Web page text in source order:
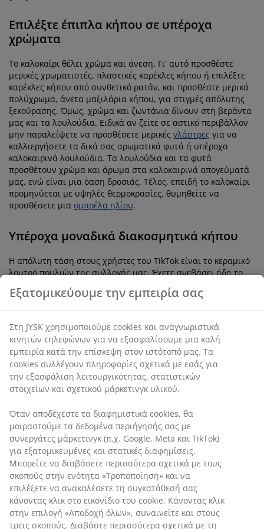
Επιλέξτε έπιπλα κήπου σε υπέροχα
χρώματα
Το καλοκαίρι θέλει χρώμα και άνεση. Γι' αυτό προσθέστε
μερικές χρωματιστές, πλαστικές καρέκλες κήπου ή επιλέξτε
καρέκλες κήπου από συνθετικό ρατάν, και προσθέστε μερικά
πολύχρωμα, άνετα μαξιλάρια κήπου, για στιγμές απόλυτης
ξεκούρασης. Όμως, χρώμα και ζωντάνια δίνουν στη βεράντα
μας και τα λουλούδια. Ειδικά αν ζείτε σε αστικό περιβάλλον
μην παραλείψετε να προσθέσετε μερικές γλάστρες για να
καλλιεργήσετε τα δικά σας αρωματικά φυτά ή υπέροχα
καλοκαιρινά λουλούδια. Τα λουλούδια και τα φυτά
προσθέτουν χρώμα και άρωμα στα καλοκαιρινά απογεύματά
μας, ενώ είναι μια όαση δροσιάς. Τέλος, επειδή το καλοκαίρι
προμηνύεται με υψηλές θερμοκρασίες, θυμηθείτε να
προσθέσετε μια ομπρέλα ηλίου.
Υπέροχα μοναδικά διακοσμητικά κήπου
Η απόλυτη τάση στους χρήστες του TikTok είναι το κεραμικό
λουτρό πουλιών της συλλογής μας. Έχετε ανεβάσει ήδη το
το ανάμεσα στα υπέροχαδιακοσμητικά κήπουJYSK και δώστε
στον εξωτερικό σας χώρο άποψη. Χρησιμοποιήστε τα
αισθητική και δημιουργήστε το επόμενο trend. Ακόμα,
μπορείτε να φωτίσετε τις νύχτες με τα πρωτότυπα ηλιακά
φωτιστικά ή τα φαναράκια κήπου. Έτσι, θα δημιουργήσετε
ένα ειδυλλιακό σκηνικό, ενώ μπορείτε να φωτίσετε το σημείο
εκείνο του κήπου που θέλετε να τραβήξει όλα τα βλέμματα.
Λεπτομέρειες που θα κάνουν τη διαφορά
Οι εξωτερικοί χώροι του σπιτιού αποτελούν την προέκταση
της αισθητικής μας και το καταφύγιο χαλάρωσης κατά τους
καλοκαιρινούς μήνες. Ανακαλύψτε πως θα υλοποιήσετε το
όραμα σας με μια Scandi-Boho πινελιά που αυτόματα
ανεβάζει το στυλιστικό επίπεδο. Ένα εξωτερικό χαλί μπορεί
λανθασμένα να θεωρείται ότι είναι περιττό, αλλά στην
πραγματικότητα οριοθετεί τον χώρο καθήμενων και
ταυτόχρονα προσθέτει μια διαφορετική υφή. Στα
Εξατομικεύουμε την εμπειρία σας
Στη JYSK χρησιμοποιούμε cookies και αναγνωριστικά
κινητών τηλεφώνων για να εξασφαλίσουμε μια καλή
εμπειρία κατά την επίσκεψη στον ιστότοπό μας. Τα
cookies συλλέγουν πληροφορίες σχετικά με εσάς για
την εξασφάλιση λειτουργικότητας, στατιστικών
στοιχείων και σχετικού μάρκετινγκ υλικού.
Όταν αποδέχεστε τα διαφημιστικά cookies, θα
μοιραστούμε τα δεδομένα περιήγησής σας με
συνεργάτες μάρκετινγκ (π.χ. Google, Meta και TikTok)
για εξατομικευμένες και στατικές διαφημίσεις.
Μπορείτε να διαβάσετε περισσότερα σχετικά με τους
σκοπούς στην ενότητα «Τροποποίηση» και να
επιλέξετε να ανακαλέσετε τη συγκατάθεσή σας
κάνοντας κλικ στο εικονίδιο του cookie. Κάνοντας κλικ
στην επιλογή «Αποδοχή όλων», συναινείτε και στους
τρεις σκοπούς. Διαβάστε περισσότερα σχετικά με τη